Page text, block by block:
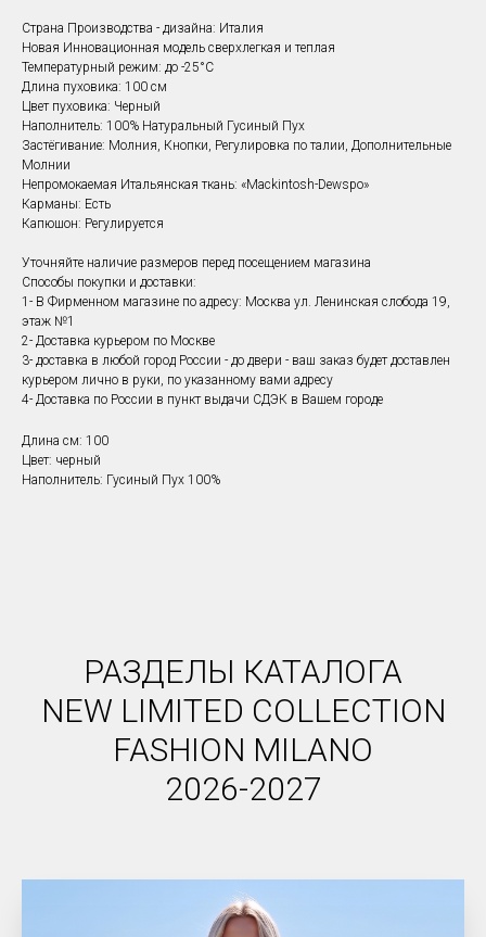
Страна Производства - дизайна: Италия
Новая Инновационная модель сверхлегкая и теплая
Температурный режим: до -25°С
Длина пуховика: 100 см
Цвет пуховика: Черный
Наполнитель: 100% Натуральный Гусиный Пух
Застёгивание: Молния, Кнопки, Регулировка по талии, Дополнительные
Молнии
Непромокаемая Итальянская ткань: «Mackintosh-Dewspo»
Карманы: Есть
Капюшон: Регулируется
Уточняйте наличие размеров перед посещением магазина
Способы покупки и доставки:
1- В Фирменном магазине по адресу: Москва ул. Ленинская слобода 19,
этаж №1
2- Доставка курьером по Москве
3- доставка в любой город России - до двери - ваш заказ будет доставлен
курьером лично в руки, по указанному вами адресу
4- Доставка по России в пункт выдачи СДЭК в Вашем городе
Длина см: 100
Цвет: черный
Наполнитель: Гусиный Пух 100%
РАЗДЕЛЫ КАТАЛОГА
NEW LIMITED COLLECTION
FASHION MILANO
2026-2027